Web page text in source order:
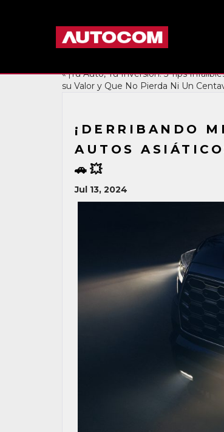
«¡Tu Auto, Tu Inversión: 5 Tips
su Valor y Que No Pierda Ni Un
¡DERRIBANDO
AUTOS
🚗💥
Jul 13, 2024